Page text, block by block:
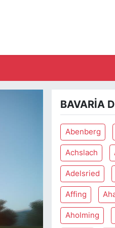
BAVARIA
Abenberg
Achslach
Adelsried
Affing
Aholming